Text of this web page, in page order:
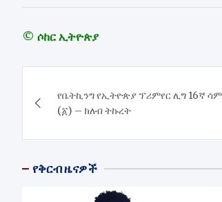
© ሶከር ኢትዮጵያ
navigation
የቤትኪንግ የኢትዮጵያ ፕሪምየር ሊግ 16ኛ
(፩) – ክለብ ትኩረት
የቅርብ ዜናዎች